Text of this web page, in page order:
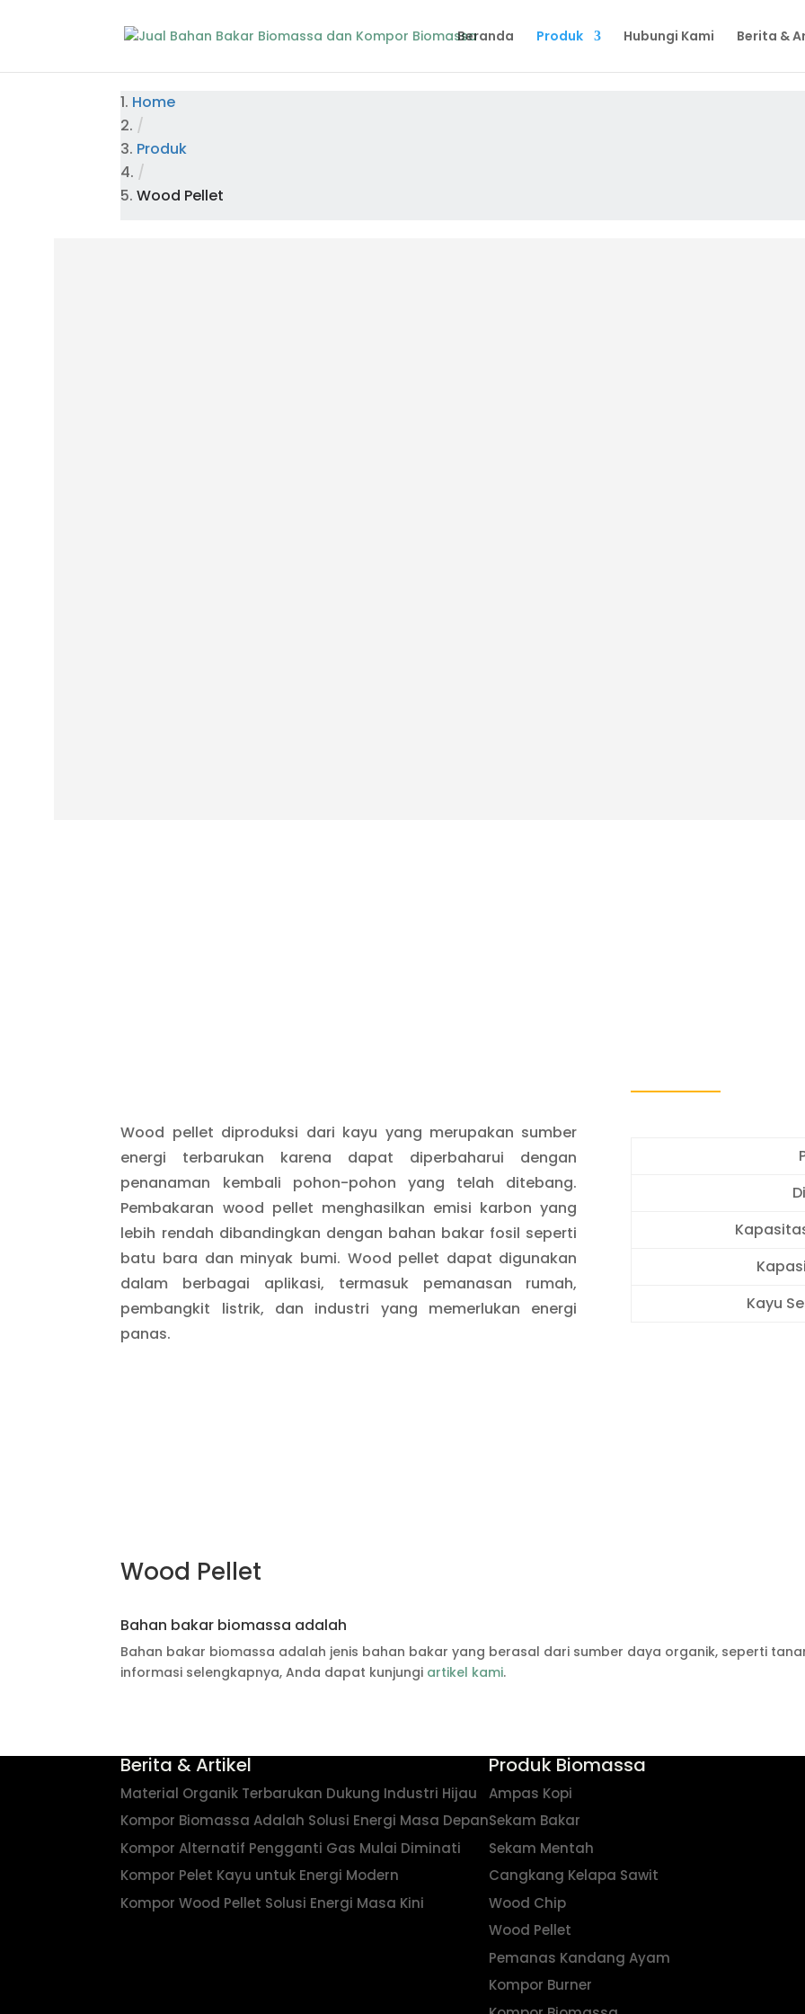
Beranda Produk Hubungi Kami Berita &
Home
/
Produk
/
Wood Pellet
Wood pellet diproduksi dari kayu yang merupakan sumber
energi terbarukan karena dapat diperbaharui dengan
penanaman kembali pohon-pohon yang telah ditebang.
Pembakaran wood pellet menghasilkan emisi karbon yang
lebih rendah dibandingkan dengan bahan bakar fosil seperti
batu bara dan minyak bumi. Wood pellet dapat digunakan
dalam berbagai aplikasi, termasuk pemanasan rumah,
pembangkit listrik, dan industri yang memerlukan energi
panas.
Kayu
Wood Pellet
Bahan bakar biomassa adalah
Bahan bakar biomassa adalah jenis bahan bakar yang berasal dari sumber daya organik, seperti
informasi selengkapnya, Anda dapat kunjungi artikel kami.
Berita & Artikel
Material Organik Terbarukan Dukung Industri Hijau
Kompor Biomassa Adalah Solusi Energi Masa Depan
Kompor Alternatif Pengganti Gas Mulai Diminati
Kompor Pelet Kayu untuk Energi Modern
Kompor Wood Pellet Solusi Energi Masa Kini
Produk Biomassa
Ampas Kopi
Sekam Bakar
Sekam Mentah
Cangkang Kelapa Sawit
Wood Chip
Wood Pellet
Pemanas Kandang Ayam
Kompor Burner